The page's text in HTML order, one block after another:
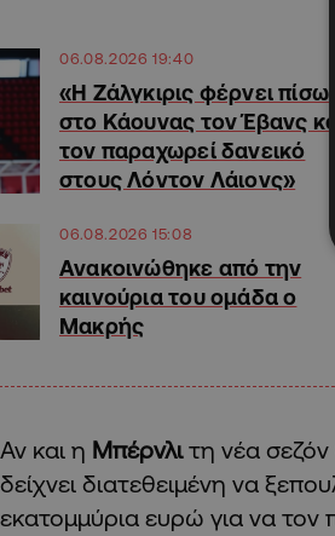
06.08.2026 19:40
«Η Ζάλγκιρις φέρνει πίσω
στο Κάουνας τον Έβανς και
τον παραχωρεί δανεικό
στους Λόντον Λάιονς»
06.08.2026 15:08
Ανακοινώθηκε από την
καινούρια του ομάδα ο
Μακρής
Αν και η Μπέρνλιτη νέα σεζόν
δείχνει διατεθειμένη να
εκατομμύρια ευρώ για να τον